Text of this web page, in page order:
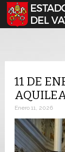
Seleccione su
11 DE
Enero 11, 2026